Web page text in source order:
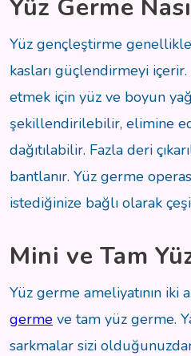
Yüz Germe
Yüz gençleştirme
kasları güçlendirmeyi
etmek için yüz ve boyun
şekillendirilebilir, elimine
dağıtılabilir. Fazla deri
bantlanır. Yüz germe
istediğinize bağlı olarak
Mini ve Tam
Yüz germe ameliyatının iki
germe ve tam yüz germe.
sarkmalar sizi